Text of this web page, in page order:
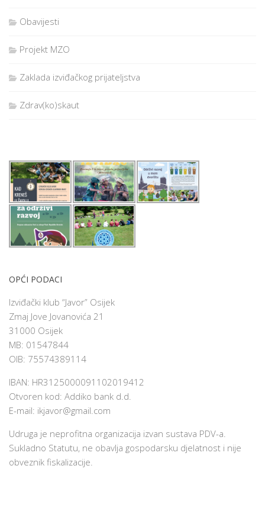
Obavijesti
Projekt MZO
Zaklada izviđačkog prijateljstva
Zdrav(ko)skaut
OPĆI PODACI
Izviđački klub “Javor” Osijek
Zmaj Jove Jovanovića 21
31000 Osijek
MB: 01547844
OIB: 75574389114
IBAN: HR3125000091102019412
Otvoren kod: Addiko bank d.d.
E-mail: ikjavor@gmail.com
Udruga je neprofitna organizacija izvan sustava PDV-a.
Sukladno Statutu, ne obavlja gospodarsku djelatnost i nije
obveznik fiskalizacije.